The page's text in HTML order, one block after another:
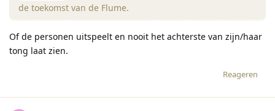
de toekomst van de Flume.
Of de personen uitspeelt en nooit het achterste van zijn/haar
tong laat zien.
Reageren